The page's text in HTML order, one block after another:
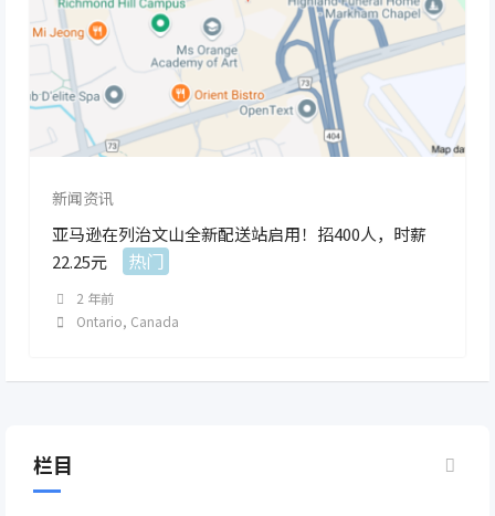
新闻资讯
亚马逊在列治文山全新配送站启用！招400人，时薪
22.25元
热门
2 年前
Ontario, Canada
栏目